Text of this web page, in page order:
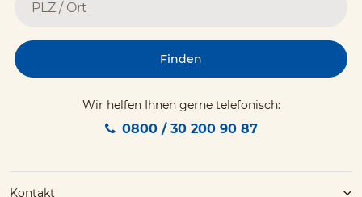
Finden
Wir helfen Ihnen gerne telefonisch:
0800 / 30 200 90 87
Kontakt